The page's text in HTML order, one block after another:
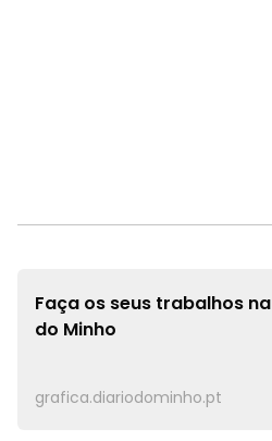
Faça os seus trabalhos na
do Minho
grafica.diariodominho.pt